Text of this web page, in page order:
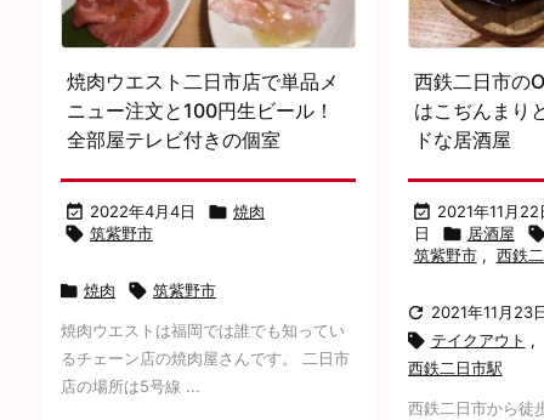
焼肉ウエスト二日市店で単品メ
ニュー注文と100円生ビール！
全部屋テレビ付きの個室
 2022年4月4日  焼肉
 筑紫野市
 焼肉  筑紫野市
焼肉ウエストは福岡では誰でも知ってい
るチェーン店の焼肉屋さんです。 二日市
店の場所は5号線 ...
西鉄二日市の
はこぢんまり
ドな居酒屋
 2021年11月22
日
 居酒屋
筑紫野市 , 西鉄
 2021年11月23
 テイクアウト ,
西鉄二日市駅
西鉄二日市から徒